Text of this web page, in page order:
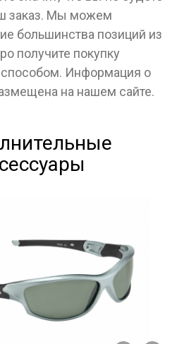
заказ. Мы можем
большинства позиций из
получите покупку
Информация о
на нашем сайте.